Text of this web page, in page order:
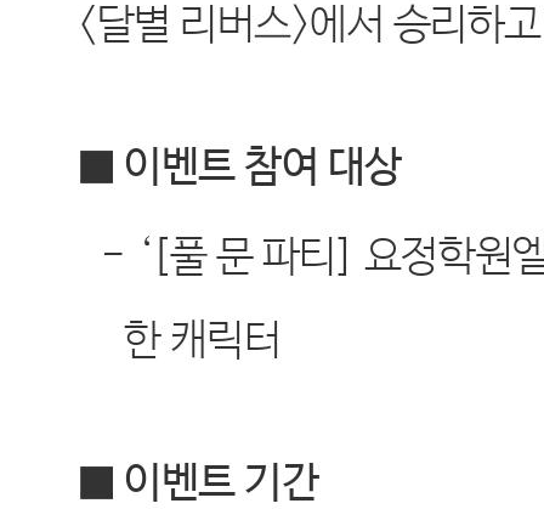
<달별 리버스>에서 승리하
■ 이벤트 참여 대상
- ‘[ 풀 문 파티
요정학원
한 캐릭터
■ 이벤트 기간